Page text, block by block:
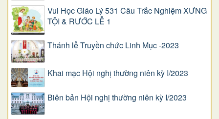
Vui Học Giáo Lý 531 Câu Trắc Nghiệm XƯNG
TỘI & RƯỚC LỄ 1
Thánh lễ Truyền chức Linh Mục -2023
Khai mạc Hội nghị thường niên kỳ I/2023
Biên bản Hội nghị thường niên kỳ I/2023